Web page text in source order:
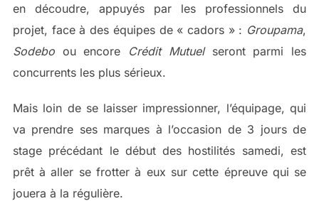
en découdre, appuyés par les professionnels du
projet, face à des équipes de « cadors » : Groupama,
Sodeboou encore Crédit Mutuelseront parmi les
concurrents les plus sérieux.
Mais loin de se laisser impressionner, l’équipage, qui
va prendre ses marques à l’occasion de 3 jours de
stage précédant le début des hostilités samedi, est
prêt à aller se frotter à eux sur cette épreuve qui se
jouera à la régulière.